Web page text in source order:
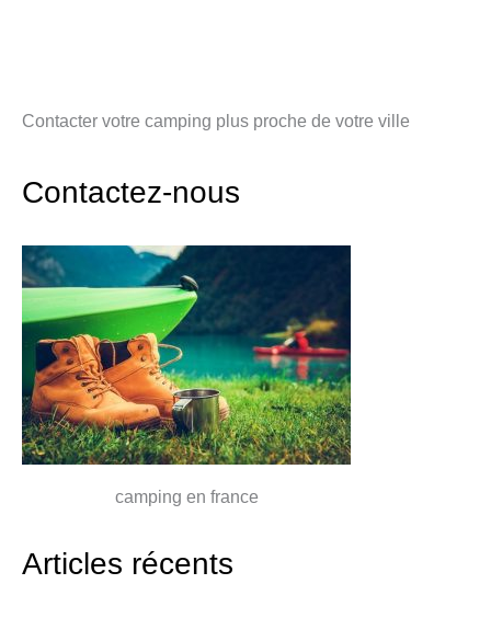
Contacter votre camping plus proche de votre ville
Contactez-nous
camping en france
Articles récents